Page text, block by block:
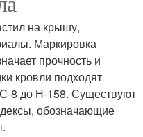
на крышу,
Маркировка
прочность и
кровли подходят
8 до Н-158. Существуют
обозначающие